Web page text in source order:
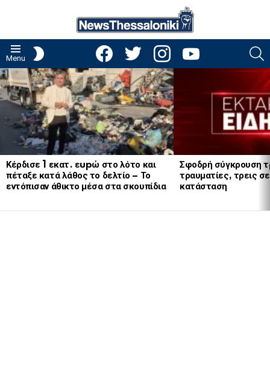
Menu
facebooktwitter instagramyoutube
LATEST
STORIES
Κέρδισε 1 εκατ. εupώ στο λότο και
πέταξε κατά λάθος το δελτίο – Το
εντόπισαν άθικτο μέσα στα σκουπίδια
Σφοδρή σύγκρουση
τραυματίες, τρεις
κατάσταση